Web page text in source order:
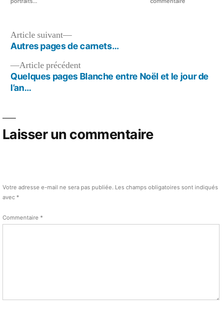
Navigation
de
l’article
Article précédentArticle
précédent :
Quelques pages Blanche entre Noël et le jour de
l’an…
Article suivant
Article
suivant :
Autres pages de carnets…
Laisser un commentaire
Votre adresse e-mail ne sera pas publiée. Les champs obligatoires sont indiqués
avec *
Commentaire *